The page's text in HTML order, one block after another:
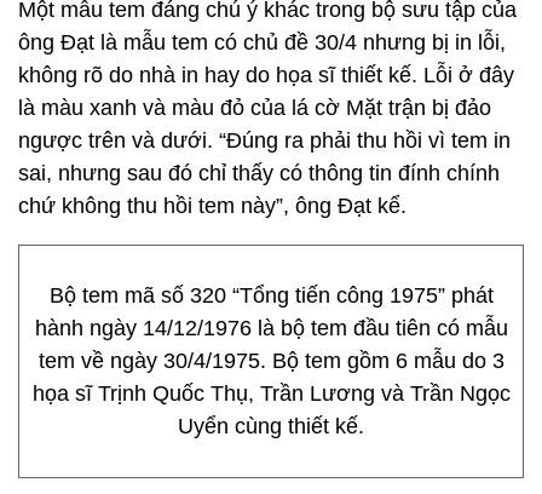
Một mẫu tem đáng chú ý khác trong bộ sưu tập của
ông Đạt là mẫu tem có chủ đề 30/4 nhưng bị in lỗi,
không rõ do nhà in hay do họa sĩ thiết kế. Lỗi ở đây
là màu xanh và màu đỏ của lá cờ Mặt trận bị đảo
ngược trên và dưới. “Đúng ra phải thu hồi vì tem in
sai, nhưng sau đó chỉ thấy có thông tin đính chính
chứ không thu hồi tem này”, ông Đạt kể.
Bộ tem mã số 320 “Tổng tiến công 1975” phát
hành ngày 14/12/1976 là bộ tem đầu tiên có mẫu
tem về ngày 30/4/1975. Bộ tem gồm 6 mẫu do 3
họa sĩ Trịnh Quốc Thụ, Trần Lương và Trần Ngọc
Uyển cùng thiết kế.